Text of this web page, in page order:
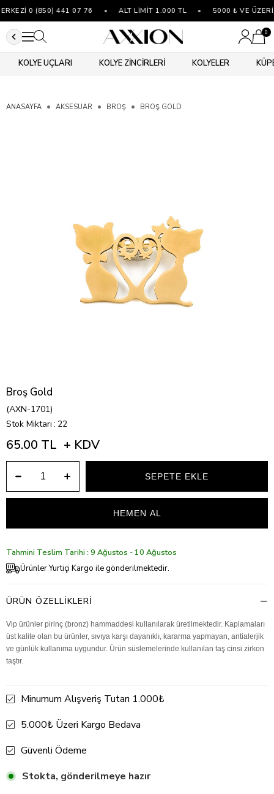
0 (850) 441 07 76 ALT LİMİT 1.000 TL 5000 ₺ VE ÜZERİ
0
KOLYE UÇLARI KOLYE ZİNCİRLERİ KOLYELER
ANASAYFA AKSESUAR BROŞ BROŞ GOLD
Broş Gold
(AXN-1701)
Stok Miktarı : 22
65.00 TL + KDV
Tahmini Teslim Tarihi : 9 Ağustos - 10 Ağustos
Ürünler Yurtiçi Kargo ile gönderilmektedir.
ÜRÜN ÖZELLIKLERI
Vip ürünler pirinç (bronz) hammaddesi kullanılarak üretilmektedir. Kaplamaları
üst kalite olan bu ürünler, sıvıya karşı dayanıklı, kararma yapmayan, antialerjik
ve günlük kullanıma uygundur. Ürün süslemelerinde kullanılan taş cinsi zirkon
taştır.
Minumum Alışveriş Tutarı 1.000₺
5.000₺ Üzeri Kargo Bedava
Güvenli Ödeme
Stokta, gönderilmeye hazır